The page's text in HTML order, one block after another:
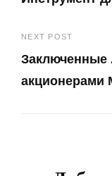
по
записям
Post
NEXT POST
Заключенные
акционерами